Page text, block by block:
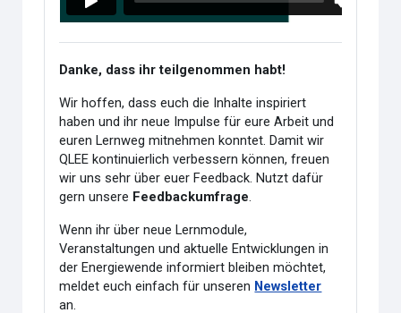
Danke, dass ihr teilgenommen habt!
Wir hoffen, dass euch die Inhalte inspiriert
haben und ihr neue Impulse für eure Arbeit und
euren Lernweg mitnehmen konntet. Damit wir
QLEE kontinuierlich verbessern können, freuen
wir uns sehr über euer Feedback. Nutzt dafür
gern unsere Feedbackumfrage.
Wenn ihr über neue Lernmodule,
Veranstaltungen und aktuelle Entwicklungen in
der Energiewende informiert bleiben möchtet,
meldet euch einfach für unseren Newsletter
an.